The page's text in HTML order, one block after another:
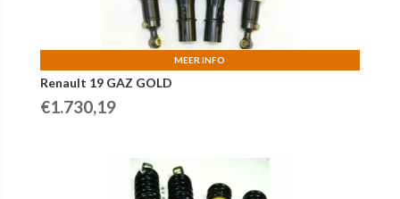
MEER INFO
Renault 19 GAZ GOLD
€1.730,19